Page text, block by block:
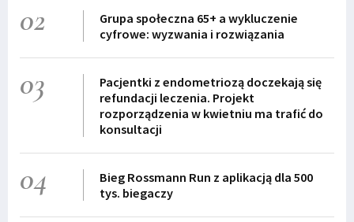
02
Grupa społeczna 65+ a wykluczenie
cyfrowe: wyzwania i rozwiązania
03
Pacjentki z endometriozą doczekają się
refundacji leczenia. Projekt
rozporządzenia w kwietniu ma trafić do
konsultacji
04
Bieg Rossmann Run z aplikacją dla 500
tys. biegaczy